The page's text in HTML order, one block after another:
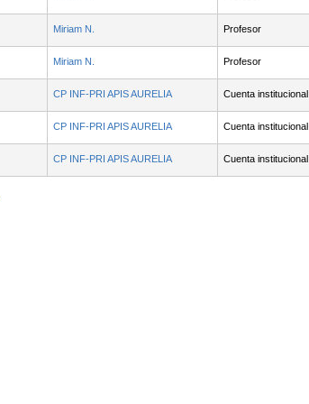
Miriam N. Profesor
Miriam N. Profesor
CP INF-PRI APIS AURELIA Cuenta institucional
CP INF-PRI APIS AURELIA Cuenta institucional
CP INF-PRI APIS AURELIA Cuenta institucional